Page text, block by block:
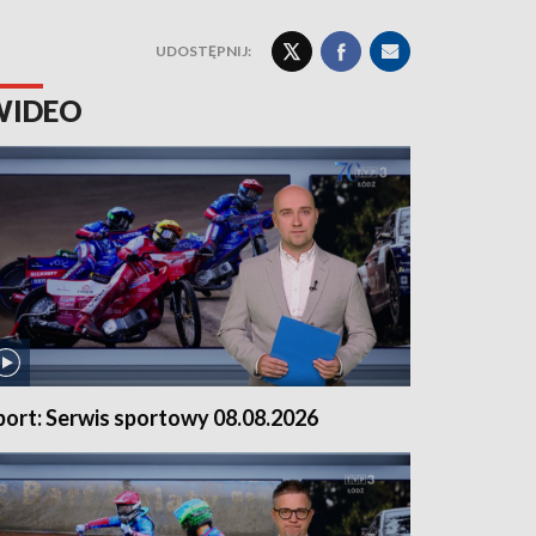
UDOSTĘPNIJ:
Serwis sportowy 08.08.2026